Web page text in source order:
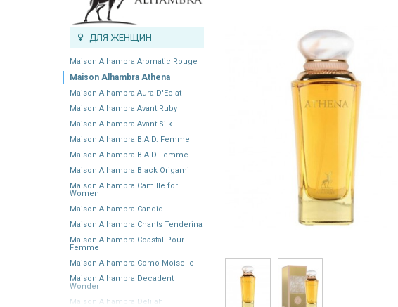
ДЛЯ ЖЕНЩИН
Maison Alhambra Aromatic Rouge
Maison Alhambra Athena
Maison Alhambra Aura D'Eclat
Maison Alhambra Avant Ruby
Maison Alhambra Avant Silk
Maison Alhambra B.A.D. Femme
Maison Alhambra B.A.D Femme
Maison Alhambra Black Origami
Maison Alhambra Camille for
Women
Maison Alhambra Candid
Maison Alhambra Chants Tenderina
Maison Alhambra Coastal Pour
Femme
Maison Alhambra Como Moiselle
Maison Alhambra Decadent
Wonder
Maison Alhambra Delilah